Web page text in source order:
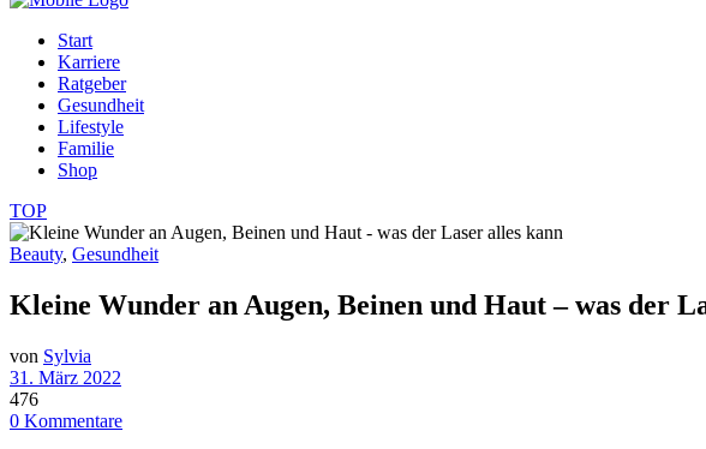
Start
Karriere
Ratgeber
Gesundheit
Lifestyle
Familie
Shop
TOP
Beauty, Gesundheit
Kleine Wunder an Augen, Beinen und Haut – was der
von Sylvia
31. März 2022
476
0 Kommentare